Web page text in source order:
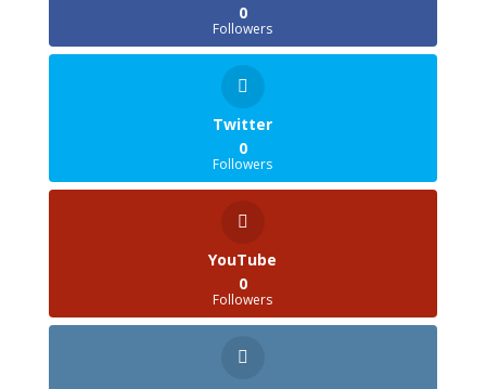
0
Followers
Twitter
0
Followers
YouTube
0
Followers